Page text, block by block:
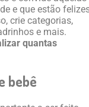
e que estão
crie categorias,
e mais.
quantas
bebê